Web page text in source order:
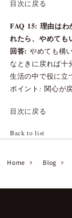
目次に戻る
FAQ 15: 理由はわ
れたら、やめても
回答: やめても構
なときに戻れば十
生活の中で役に立
ポイント: 関心が
目次に戻る
Back to list
Home Blog